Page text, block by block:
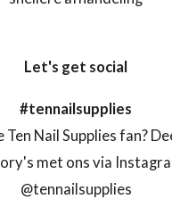
Let's get social
#tennailsupplies
Ten Nail Supplies fan?
met ons via
@tennailsupplies